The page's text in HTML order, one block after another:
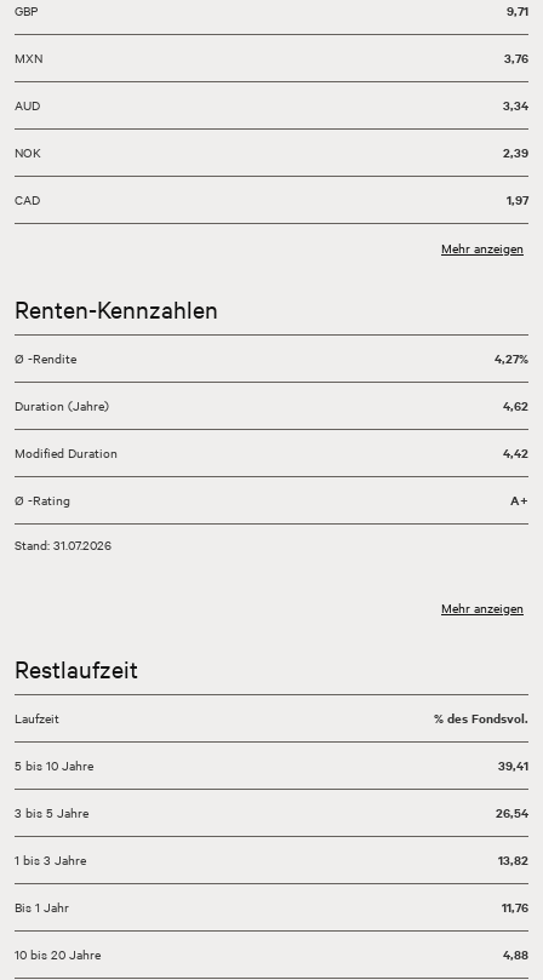
GBP 9,71
MXN 3,76
AUD 3,34
NOK 2,39
CAD 1,97
Mehr anzeigen
Renten-Kennzahlen
Ø -Rendite 4,27%
Duration (Jahre) 4,62
Modified Duration 4,42
Ø -Rating A+
Stand: 31.07.2026
Mehr anzeigen
Restlaufzeit
Laufzeit % des Fondsvol.
5 bis 10 Jahre 39,41
3 bis 5 Jahre 26,54
1 bis 3 Jahre 13,82
Bis 1 Jahr 11,76
10 bis 20 Jahre 4,88